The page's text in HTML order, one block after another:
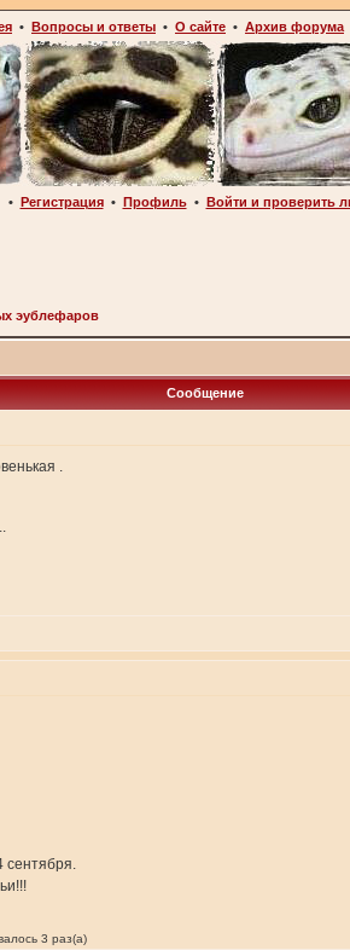
• Вопросы и ответы • О сайте • Архив форума
Регистрация• Профиль• Войти и проверить
эублефаров
Сообщение
.
сентября.
3 раз(а)